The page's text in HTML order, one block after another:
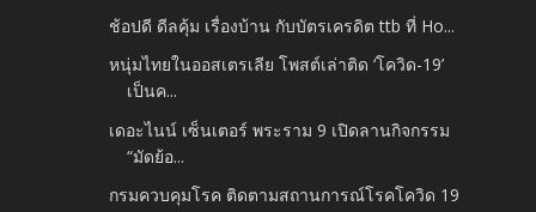
ช้อปดี ดีลคุ้ม เรื่องบ้าน กับบัตรเครดิต ttb ที่ Ho...
หนุ่มไทยในออสเตรเลีย โพสต์เล่าติด ‘โควิด-19’
เป็นค...
เดอะไนน์ เซ็นเตอร์ พระราม 9 เปิดลานกิจกรรม
“มัดย้อ...
กรมควบคุมโรค ติดตามสถานการณ์โรคโควิด 19